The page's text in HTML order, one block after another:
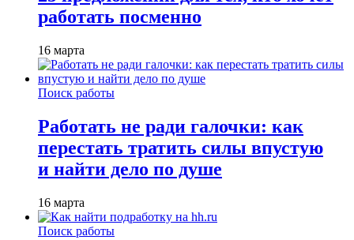
работать посменно
16 марта
Поиск работы
Работать не ради галочки: как
перестать тратить силы впустую
и найти дело по душе
16 марта
Поиск работы